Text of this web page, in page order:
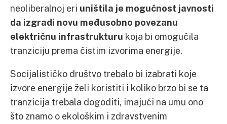
neoliberalnoj eri uništila je mogućnost javnosti
da izgradi novu međusobno povezanu
električnu infrastrukturu koja bi omogućila
tranziciju prema čistim izvorima energije.
Socijalističko društvo trebalo bi izabrati koje
izvore energije želi koristiti i koliko brzo bi se ta
tranzicija trebala dogoditi, imajući na umu ono
što znamo o ekološkim i zdravstvenim